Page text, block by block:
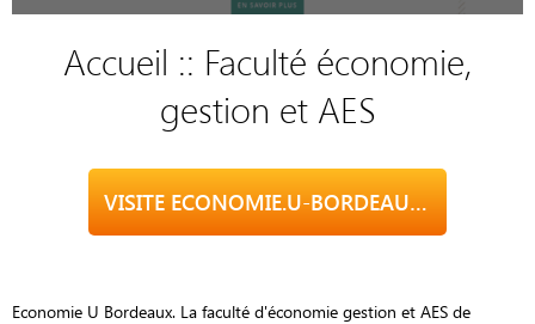
Accueil :: Faculté économie,
gestion et AES
VISITE ECONOMIE.U-BORDEAUX.FR
Economie U Bordeaux. La faculté d'économie gestion et AES de